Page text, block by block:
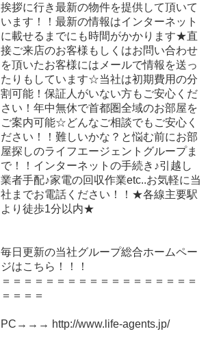
挨拶に行き最新の物件を提供して頂いて
います！！最新の情報はインターネット
に載せるまでにも時間がかかります★直
接ご来店のお客様もしくはお問い合わせ
を頂いたお客様にはメールで情報を送っ
たりもしています☆当社は初期費用の分
割可能！保証人がいない方もご安心くだ
さい！年中無休で首都圏全域のお部屋を
ご案内可能☆どんなご相談でもご安心く
ださい！！難しいかな？と悩む前にお部
屋探しのライフエージェントグループま
で！！インターネットの手続き♪引越し
業者手配♪家電の回収作業etc..お気軽に当
社までお電話ください！！★各線主要駅
より徒歩1分以内★
毎日更新の当社グループ総合ホームペー
ジはこちら！！！
＝＝＝＝＝＝＝＝＝＝＝＝＝＝＝＝＝＝
＝＝＝＝
PC→→→ http://www.life-agents.jp/